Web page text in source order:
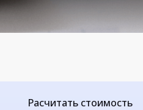
Расчитать стоимость